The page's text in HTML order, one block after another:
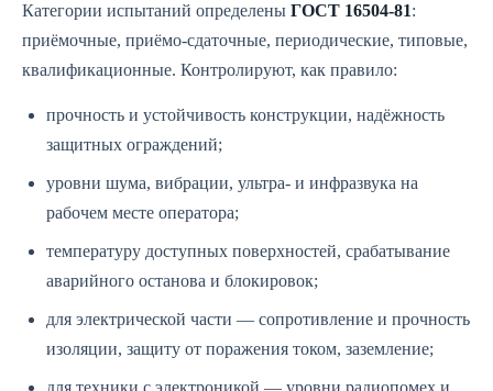
Категории испытаний определены ГОСТ 16504-81:
приёмочные, приёмо-сдаточные, периодические, типовые,
квалификационные. Контролируют, как правило:
прочность и устойчивость конструкции, надёжность
защитных ограждений;
уровни шума, вибрации, ультра- и инфразвука на
рабочем месте оператора;
температуру доступных поверхностей, срабатывание
аварийного останова и блокировок;
для электрической части — сопротивление и прочность
изоляции, защиту от поражения током, заземление;
для техники с электроникой — уровни радиопомех и